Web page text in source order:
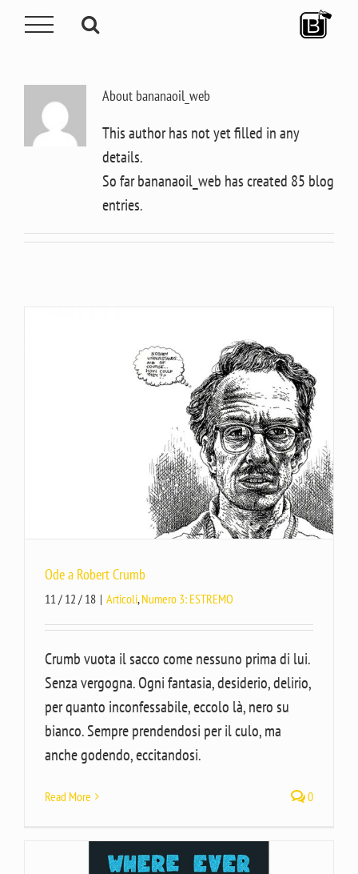
About bananaoil_web
This author has not yet filled in any
details.
So far bananaoil_web has created 85 blog
entries.
Ode a Robert Crumb
11 / 12 / 18 | Articoli,Numero 3: ESTREMO
Crumb vuota il sacco come nessuno prima di lui.
Senza vergogna. Ogni fantasia, desiderio, delirio,
per quanto inconfessabile, eccolo là, nero su
bianco. Sempre prendendosi per il culo, ma
anche godendo, eccitandosi.
Read More 0